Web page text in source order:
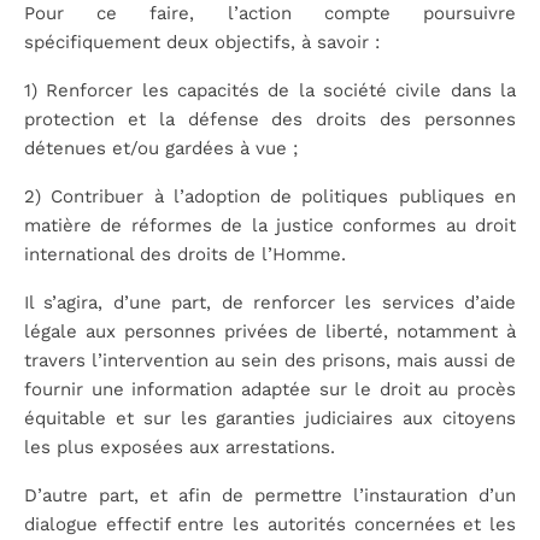
Pour ce faire, l’action compte poursuivre
spécifiquement deux objectifs, à savoir :
1) Renforcer les capacités de la société civile dans la
protection et la défense des droits des personnes
détenues et/ou gardées à vue ;
2) Contribuer à l’adoption de politiques publiques en
matière de réformes de la justice conformes au droit
international des droits de l’Homme.
Il s’agira, d’une part, de renforcer les services d’aide
légale aux personnes privées de liberté, notamment à
travers l’intervention au sein des prisons, mais aussi de
fournir une information adaptée sur le droit au procès
équitable et sur les garanties judiciaires aux citoyens
les plus exposées aux arrestations.
D’autre part, et afin de permettre l’instauration d’un
dialogue effectif entre les autorités concernées et les